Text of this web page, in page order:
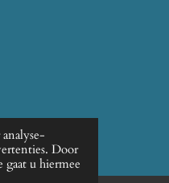
Door
u hiermee